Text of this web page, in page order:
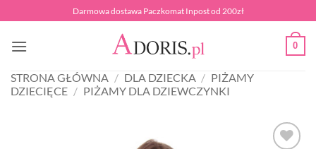
do
zawartości
Darmowa dostawa Paczkomat Inpost od 200zł
0
STRONA GŁÓWNA / DLA DZIECKA / PIŻAMY
DZIECIĘCE / PIŻAMY DLA DZIEWCZYNKI